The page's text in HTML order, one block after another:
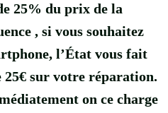
25% du prix de la
, si vous souhaitez
l’État vous fait
25€ sur votre réparation.
on ce charge